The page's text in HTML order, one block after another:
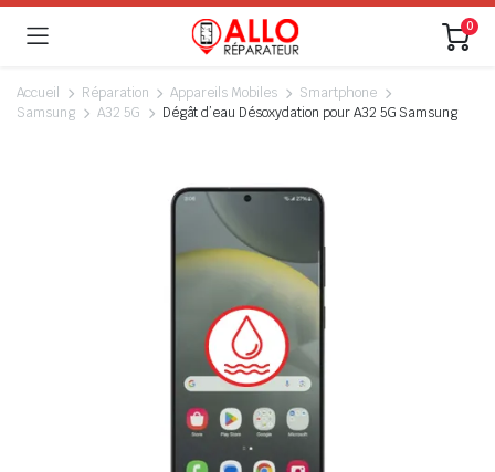
0
Accueil Réparation Appareils Mobiles
Smartphone
Samsung
A32 5G Dégât d’eau Désoxydation pour A32 5G Samsung